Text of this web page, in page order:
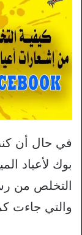
في حال أن
بوك لأعياد
والتي جاءت